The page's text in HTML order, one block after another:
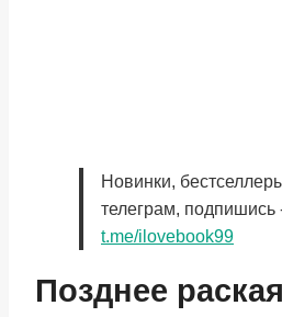
Новинки,
телеграм, подпишись
t.me/ilovebook99
Позднее